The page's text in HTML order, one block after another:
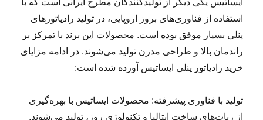
ایساتیس یکی دیگر از تولیدکنندگان مطرح ایرانی است که با
استفاده از فناوری‌های بروز اروپایی، در تولید رادیاتورهای
پنلی بسیار موفق بوده است. محصولات این برند با تمرکز بر
راندمان بالا و طراحی مدرن تولید می‌شوند. در ادامه مزایای
خرید رادیاتور پنلی ایساتیس آورده شده است:
تولید با فناوری پیشرفته: محصولات ایساتیس با بهره‌گیری
از ربات‌های ساخت ایتالیا و تکنولوژی روز، تولید می‌شوند.